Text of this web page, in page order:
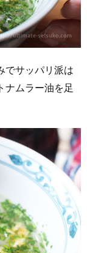
でサッパリ派は
ナムラー油を足